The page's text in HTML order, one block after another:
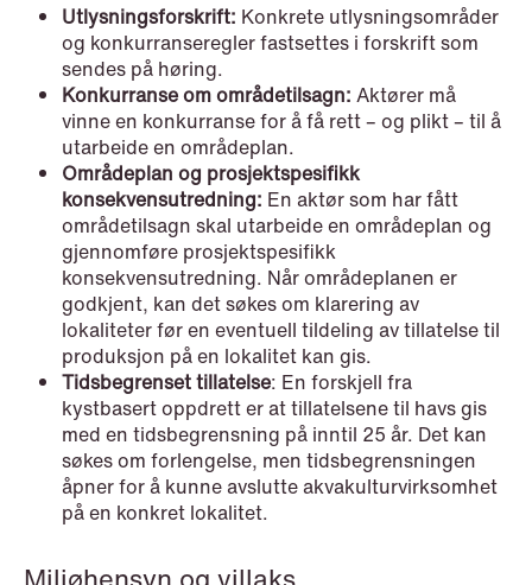
SPC and modern medicine
Read more
Utlysningsforskrift: Konkrete utlysningsområder
og konkurranseregler fastsettes i forskrift som
sendes på høring.
Konkurranse om områdetilsagn: Aktører må
vinne en konkurranse for å få rett – og plikt – til å
utarbeide en områdeplan.
Områdeplan og prosjektspesifikk
konsekvensutredning: En aktør som har fått
områdetilsagn skal utarbeide en områdeplan og
gjennomføre prosjektspesifikk
konsekvensutredning. Når områdeplanen er
godkjent, kan det søkes om klarering av
lokaliteter før en eventuell tildeling av tillatelse til
produksjon på en lokalitet kan gis.
Tidsbegrenset tillatelse: En forskjell fra
kystbasert oppdrett er at tillatelsene til havs gis
med en tidsbegrensning på inntil 25 år. Det kan
søkes om forlengelse, men tidsbegrensningen
åpner for å kunne avslutte akvakulturvirksomhet
på en konkret lokalitet.